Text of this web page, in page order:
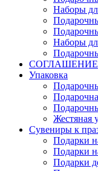
Наборы
Наборы
СОГЛАШЕНИЕ
Упаковка
Жестяная
Сувениры к
Подарки
Подарки
Подарки